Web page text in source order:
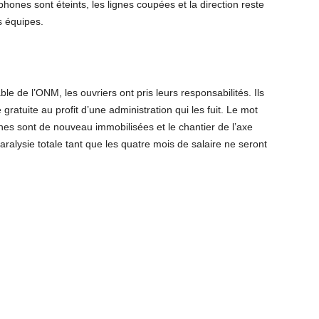
sont éteints, les lignes coupées et la direction reste
de l’ONM, les ouvriers ont pris leurs responsabilités. Ils
au profit d’une administration qui les fuit. Le mot
sont de nouveau immobilisées et le chantier de l’axe
totale tant que les quatre mois de salaire ne seront